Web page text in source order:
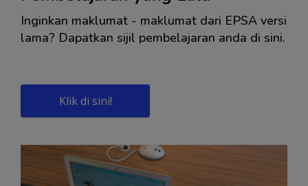
Inginkan maklumat - maklumat dari EPSA versi
lama? Dapatkan sijil pembelajaran anda di sini.
Klik di sini!